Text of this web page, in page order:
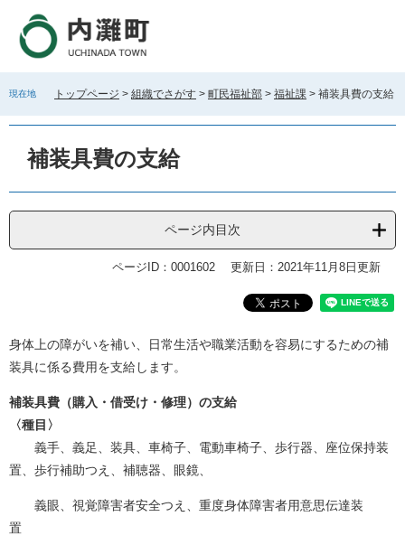
で
ば
へ
現在地 トップページ > 組織でさがす > 町民福祉部 > 福祉課 > 補装具費の支給
補装具費の支給
ページ内目次
ページID：0001602 更新日：2021年11月8日更新
文
身体上の障がいを補い、日常生活や職業活動を容易にするための補
装具に係る費用を支給します。
補装具費（購入・借受け・修理）の支給
〈種目〉
義手、義足、装具、車椅子、電動車椅子、歩行器、座位保持装
置、歩行補助つえ、補聴器、眼鏡、
義眼、視覚障害者安全つえ、重度身体障害者用意思伝達装
置